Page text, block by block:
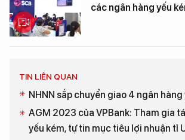
các ngân hàng yếu
TIN LIÊN QUAN
NHNN sắp chuyển giao 4 ngân hàng
AGM 2023 của VPBank: Tham gia
yếu kém, tự tin mục tiêu lợi nhuận tỉ